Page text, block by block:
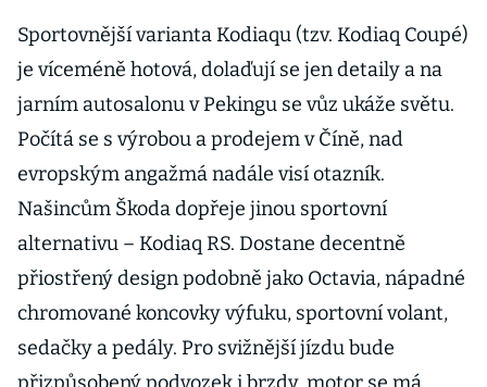
Sportovnější varianta Kodiaqu (tzv. Kodiaq Coupé)
je víceméně hotová, dolaďují se jen detaily a na
jarním autosalonu v Pekingu se vůz ukáže světu.
Počítá se s výrobou a prodejem v Číně, nad
evropským angažmá nadále visí otazník.
Našincům Škoda dopřeje jinou sportovní
alternativu – Kodiaq RS. Dostane decentně
přiostřený design podobně jako Octavia, nápadné
chromované koncovky výfuku, sportovní volant,
sedačky a pedály. Pro svižnější jízdu bude